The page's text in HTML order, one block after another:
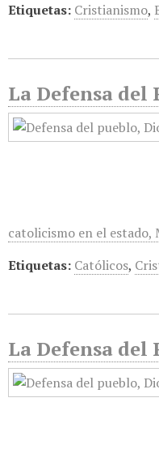
Etiquetas: Cristianismo,
La Defensa del
catolicismo en el estado,
Etiquetas: Católicos,
La Defensa del